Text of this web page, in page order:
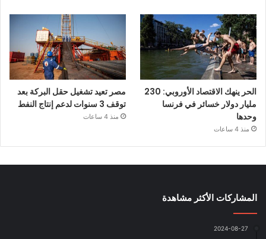
الحر ينهك الاقتصاد الأوروبي: 230
مليار دولار خسائر في فرنسا
وحدها
منذ 4 ساعات
مصر تعيد تشغيل حقل البركة بعد
توقف 3 سنوات لدعم إنتاج النفط
منذ 4 ساعات
المشاركات الأكثر مشاهدة
2024-08-27